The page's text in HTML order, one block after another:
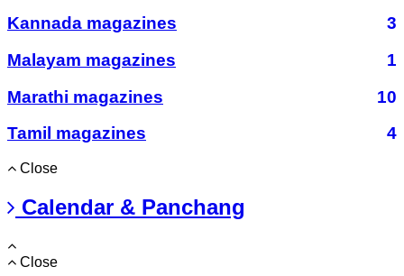
Kannada magazines
3
Malayam magazines
1
Marathi magazines
10
Tamil magazines
4
Close
Calendar & Panchang
Close